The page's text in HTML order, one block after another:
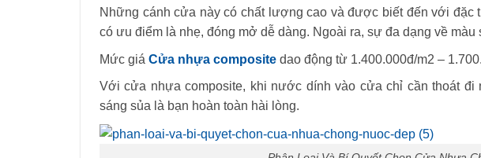
Những cánh cửa này có chất lượng cao và được biết đến với đặc
có ưu điểm là nhẹ, đóng mở dễ dàng. Ngoài ra, sự đa dạng về
Mức giá Cửa nhựa composite dao động từ 1.400.000đ/m2 –
Với cửa nhựa composite, khi nước dính vào cửa chỉ cần thoát
sáng sủa là bạn hoàn toàn hài lòng.